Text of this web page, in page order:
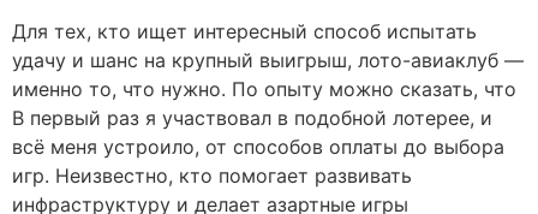
Для тех, кто ищет интересный способ испытать
удачу и шанс на крупный выигрыш, лото-авиаклуб —
именно то, что нужно. По опыту можно сказать, что
В первый раз я участвовал в подобной лотерее, и
всё меня устроило, от способов оплаты до выбора
игр. Неизвестно, кто помогает развивать
инфраструктуру и делает азартные игры